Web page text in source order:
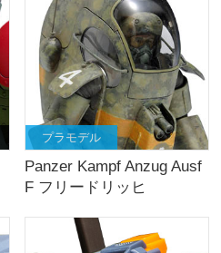
プラモデル
Panzer Kampf Anzug Ausf
F フリードリッヒ